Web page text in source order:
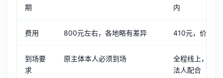
期
内
费用 800元左右，各地略有差异 410元，价格统
到场要
求
原主体本人必须到场
全程线上，无
法人配合